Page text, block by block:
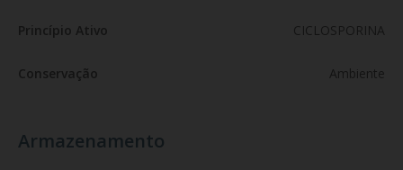
Princípio Ativo CICLOSPORINA
Conservação Ambiente
Armazenamento